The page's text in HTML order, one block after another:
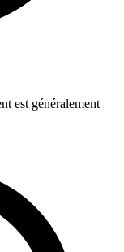
est généralement